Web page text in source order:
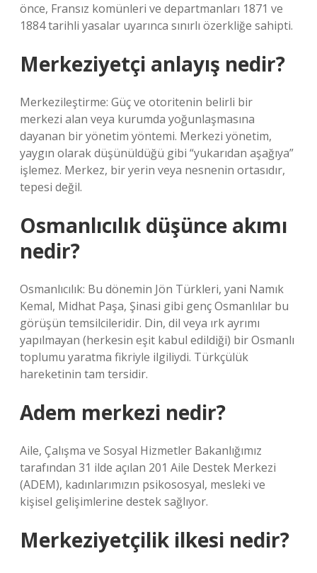
önce, Fransız komünleri ve departmanları 1871 ve
1884 tarihli yasalar uyarınca sınırlı özerkliğe sahipti.
Merkeziyetçi anlayış nedir?
Merkezileştirme: Güç ve otoritenin belirli bir
merkezi alan veya kurumda yoğunlaşmasına
dayanan bir yönetim yöntemi. Merkezi yönetim,
yaygın olarak düşünüldüğü gibi “yukarıdan aşağıya”
işlemez. Merkez, bir yerin veya nesnenin ortasıdır,
tepesi değil.
Osmanlıcılık düşünce akımı
nedir?
Osmanlıcılık: Bu dönemin Jön Türkleri, yani Namık
Kemal, Midhat Paşa, Şinasi gibi genç Osmanlılar bu
görüşün temsilcileridir. Din, dil veya ırk ayrımı
yapılmayan (herkesin eşit kabul edildiği) bir Osmanlı
toplumu yaratma fikriyle ilgiliydi. Türkçülük
hareketinin tam tersidir.
Adem merkezi nedir?
Aile, Çalışma ve Sosyal Hizmetler Bakanlığımız
tarafından 31 ilde açılan 201 Aile Destek Merkezi
(ADEM), kadınlarımızın psikososyal, mesleki ve
kişisel gelişimlerine destek sağlıyor.
Merkeziyetçilik ilkesi nedir?